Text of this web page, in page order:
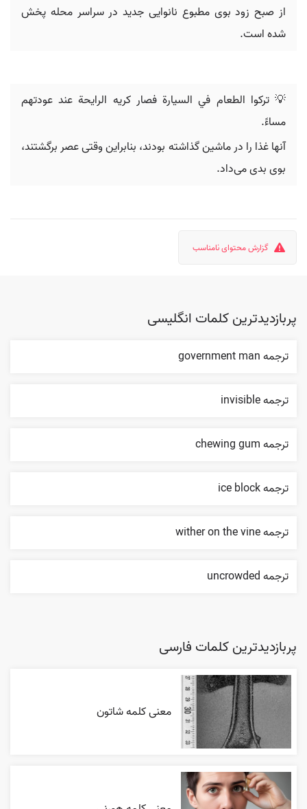
از صبح زود بوی مطبوع نانوایی جدید در سراسر محله پخش
شده است.
💡 تركوا الطعام في السيارة فصار كريه الرایحة عند عودتهم
مساءً.
آنها غذا را در ماشین گذاشته بودند، بنابراین وقتی عصر برگشتند،
بوی بدی می‌داد.
گزارش محتوای نامناسب
پربازدیدترین کلمات انگلیسی
ترجمه government man
ترجمه invisible
ترجمه chewing gum
ترجمه ice block
ترجمه wither on the vine
ترجمه uncrowded
پربازدیدترین کلمات فارسی
معنی کلمه شاتون